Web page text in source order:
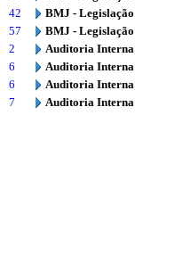
42
BMJ - Legislação
57
BMJ - Legislação
2
Auditoria Interna
6
Auditoria Interna
6
Auditoria Interna
7
Auditoria Interna